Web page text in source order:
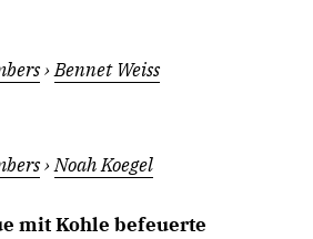
›Bennet Weiss
›Noah Koegel
mit Kohle befeuerte